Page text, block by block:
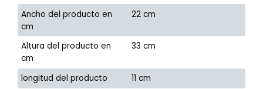
Ancho del producto en
cm
22 cm
Altura del producto en
cm
33 cm
longitud del producto
11 cm